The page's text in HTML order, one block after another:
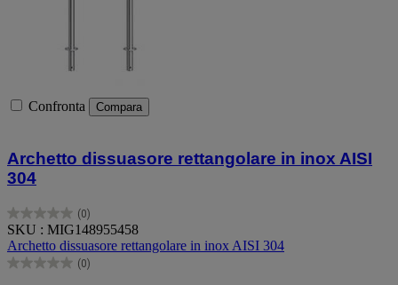
Confronta Compara
Archetto dissuasore rettangolare in inox AISI
304
(0)
0.0
su
5
stelle.
SKU : MIG148955458
Archetto dissuasore rettangolare in inox AISI 304
(0)
0.0